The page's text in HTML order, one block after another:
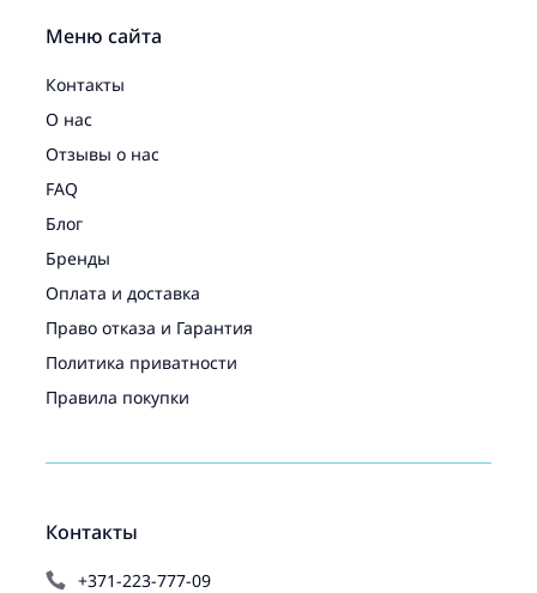
Контакты
+371-223-777-09
Меню сайта
Контакты
О нас
Отзывы о нас
FAQ
Блог
Бренды
Оплата и доставка
Право отказа и Гарантия
Политика приватности
Правила покупки